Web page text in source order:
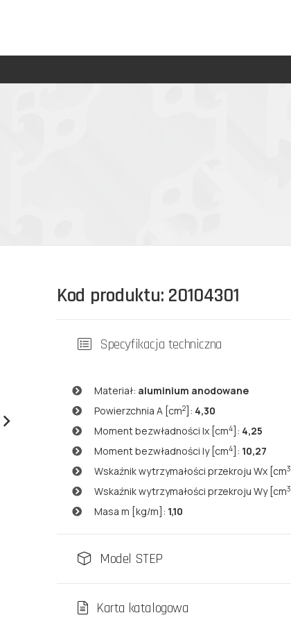
Kod produktu: 20104301
Specyfikacja techniczna
Materiał: aluminium anodowane
Powierzchnia A [cm2]: 4,30
Moment bezwładności lx [cm4]: 4,25
Moment bezwładności ly [cm4]: 10,27
Wskaźnik wytrzymałości przekroju Wx [cm3
Wskaźnik wytrzymałości przekroju Wy [cm3
Masa m [kg/m]: 1,10
Model STEP
Karta katalogowa